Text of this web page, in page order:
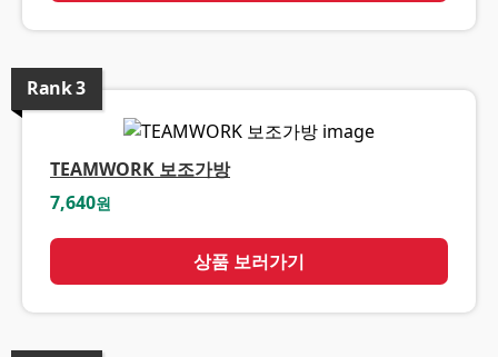
Rank3
TEAMWORK 보조가방
7,640원
상품 보러가기